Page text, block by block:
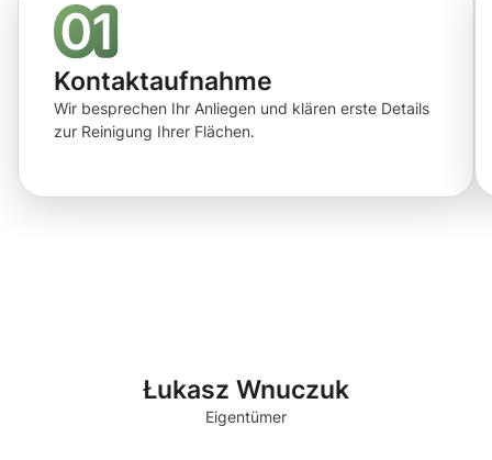
Kontaktaufnahme
Wir besprechen Ihr Anliegen und klären erste Details
zur Reinigung Ihrer Flächen.
Łukasz Wnuczuk
Eigentümer